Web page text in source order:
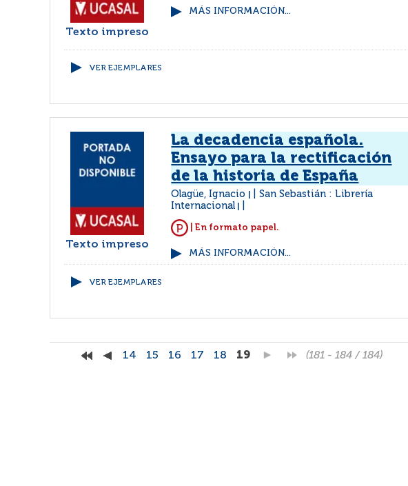
Texto impreso
MÁS INFORMACIÓN...
VER EJEMPLARES
Texto impreso
La decadencia española.
Ensayo para la rectificación
de la historia de España
Olagüe, Ignacio
San Sebastián : Librería
Internacional
| En formato papel.
MÁS INFORMACIÓN...
VER EJEMPLARES
14 15 16 17 18 19 (181 - 184 / 184)